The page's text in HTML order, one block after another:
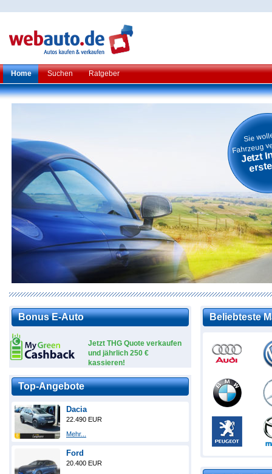
Home Suchen Ratgeber
Sie
Fahrzeug
Jetzt
Bonus E-Auto
Jetzt THG Quote verkaufen
und jährlich 250 €
kassieren!
Top-Angebote
Dacia
22.490 EUR
Mehr...
Ford
20.400 EUR
Beliebteste